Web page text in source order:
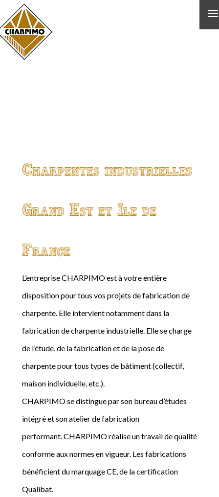
≡
Charpentes industrielles
Grand Est et Ile de
France
L’entreprise CHARPIMO est à votre entière
disposition pour tous vos projets de fabrication de
charpente. Elle intervient notamment dans la
fabrication de charpente industrielle. Elle se charge
de l’étude, de la fabrication et de la pose de
charpente pour tous types de bâtiment (collectif,
maison individuelle, etc.).
CHARPIMO se distingue par son bureau d’études
intégré et son atelier de fabrication
performant. CHARPIMO réalise un travail de qualité
conforme aux normes en vigueur. Les fabrications
bénéficient du marquage CE, de la certification
Qualibat.